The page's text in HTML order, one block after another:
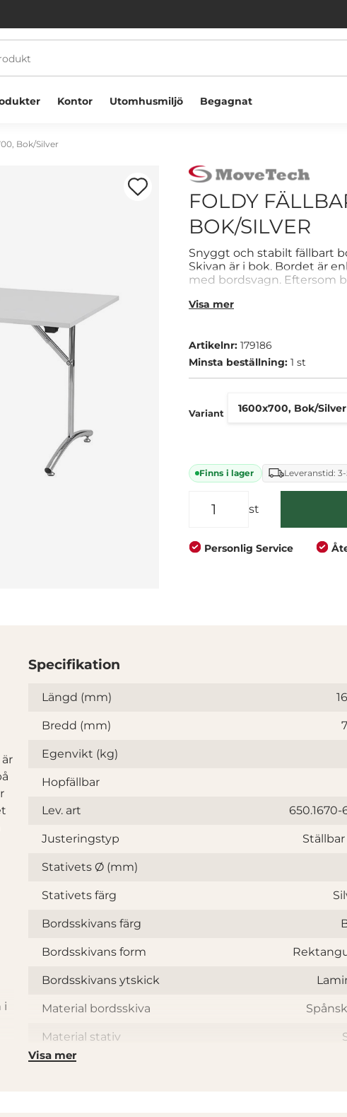
Kontor Utomhusmiljö Begagnat
Bok/Silver
FOLDY
BOK/SILVER
Snyggt och stabilt fällbart
Skivan är i bok. Bordet är
med bordsvagn. Eftersom
gavelunderrede och
Visa mer
Artikelnr: 179186
Minsta beställning: 1 st
Variant
Finns i lager Leveranstid:
st
Personlig Service
i
Specifikation
Specifikation
Längd (mm)
Bredd (mm)
Egenvikt (kg)
Hopfällbar
Lev. art 650.1670-
Justeringstyp
Stativets Ø (mm)
Stativets färg
Bordsskivans färg
Bordsskivans form
Bordsskivans ytskick
Material bordsskiva
Material stativ
Visa mer
Välkommen! Välj hur du vill handla:
Företag